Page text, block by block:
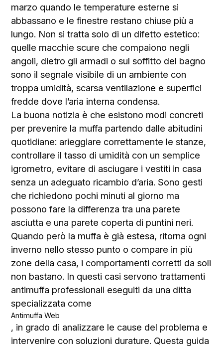
marzo quando le temperature esterne si
abbassano e le finestre restano chiuse più a
lungo. Non si tratta solo di un difetto estetico:
quelle macchie scure che compaiono negli
angoli, dietro gli armadi o sul soffitto del bagno
sono il segnale visibile di un ambiente con
troppa umidità, scarsa ventilazione e superfici
fredde dove l’aria interna condensa.
La buona notizia è che esistono modi concreti
per prevenire la muffa partendo dalle abitudini
quotidiane: arieggiare correttamente le stanze,
controllare il tasso di umidità con un semplice
igrometro, evitare di asciugare i vestiti in casa
senza un adeguato ricambio d’aria. Sono gesti
che richiedono pochi minuti al giorno ma
possono fare la differenza tra una parete
asciutta e una parete coperta di puntini neri.
Quando però la muffa è già estesa, ritorna ogni
inverno nello stesso punto o compare in più
zone della casa, i comportamenti corretti da soli
non bastano. In questi casi servono trattamenti
antimuffa professionali eseguiti da una ditta
specializzata come
Antimuffa Web
, in grado di analizzare le cause del problema e
intervenire con soluzioni durature. Questa guida